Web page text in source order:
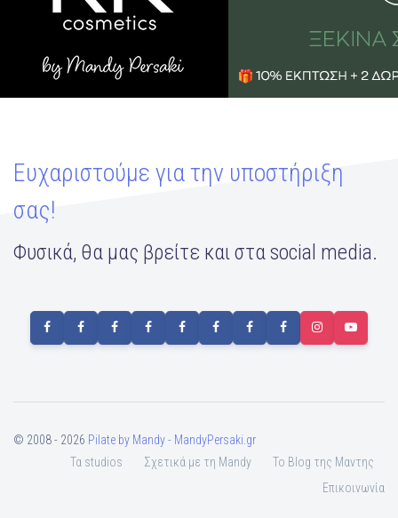
Ευχαριστούμε για την υποστήριξη
σας!
Φυσικά, θα μας βρείτε και στα social media.
© 2008 - 2026 Pilate by Mandy - MandyPersaki.gr
Τα studios
Σχετικά με τη Mandy
To Blog της Μαντης
Επικοινωνία